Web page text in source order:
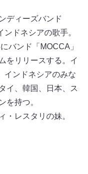
ディーズバンド
ドネシアの歌手。
バンド「MOCCA」
をリリースする。イ
インドネシアのみな
イ、韓国、日本、ス
を持つ。
・レスタリの妹。